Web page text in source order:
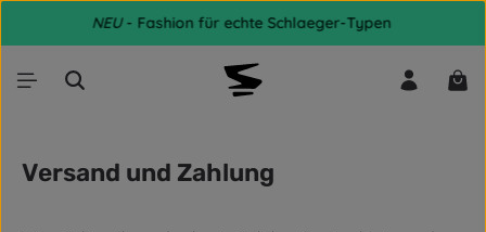
Zum Hauptinhalt springen
NEU- Fashion für echte Schlaeger-Typen
Versand und Zahlung